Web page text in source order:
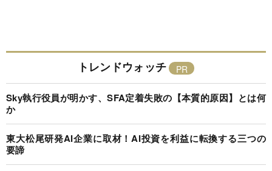
トレンドウォッチ
Sky執行役員が明かす、SFA定着失敗の【本質的原因】とは何
か
東大松尾研発AI企業に取材！AI投資を利益に転換する三つの
要諦